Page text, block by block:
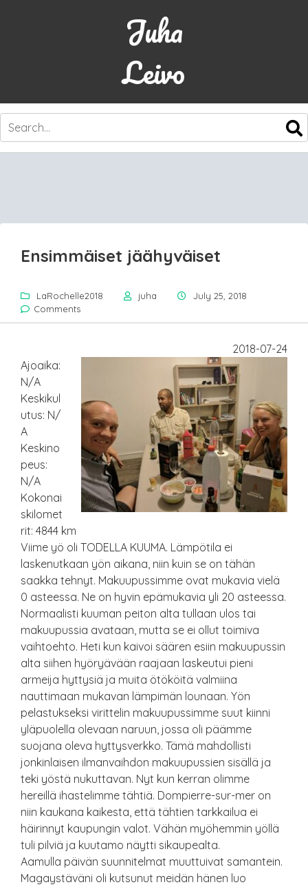
Juha
Leivo
SKIP
CONTENT
Ensimmäiset jäähyväiset
LaRochelle2018 juha
July 25, 2018
Comments
2018-07-24
Ajoaika:
N/A
Keskikul
utus: N/
A
Keskino
peus:
N/A
Kokonai
skilomet
rit: 4844 km
Viime yö oli TODELLA KUUMA. Lämpötila ei
laskenutkaan yön aikana, niin kuin se on tähän
saakka tehnyt. Makuupussimme ovat mukavia vielä
0 asteessa. Ne on hyvin epämukavia yli 20 asteessa.
Normaalisti kuuman peiton alta tullaan ulos tai
makuupussia avataan, mutta se ei ollut toimiva
vaihtoehto. Heti kun kaivoi säären esiin makuupussin
alta siihen hyöryävään raajaan laskeutui pieni
armeija hyttysiä ja muita ötököitä valmiina
nauttimaan mukavan lämpimän lounaan. Yön
pelastukseksi virittelin makuupussimme suut kiinni
yläpuolella olevaan naruun, jossa oli päämme
suojana oleva hyttysverkko. Tämä mahdollisti
jonkinlaisen ilmanvaihdon makuupussien sisällä ja
teki yöstä nukuttavan. Nyt kun kerran olimme
hereillä ihastelimme tähtiä. Dompierre-sur-mer on
niin kaukana kaikesta, että tähtien tarkkailua ei
häirinnyt kaupungin valot. Vähän myöhemmin yöllä
tuli pilviä ja kuutamo näytti sikaupealta.
Aamulla päivän suunnitelmat muuttuivat samantein.
Magaystäväni oli kutsunut meidän hänen luo